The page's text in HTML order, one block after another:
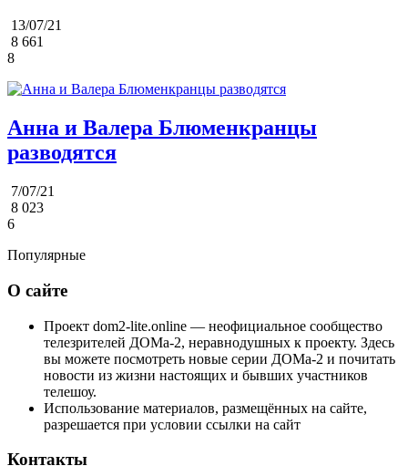
13/07/21
8 661
8
Анна и Валера Блюменкранцы
разводятся
7/07/21
8 023
6
Популярные
О сайте
Проект dom2-lite.online — неофициальное сообщество
телезрителей ДОМа-2, неравнодушных к проекту. Здесь
вы можете посмотреть новые серии ДОМа-2 и почитать
новости из жизни настоящих и бывших участников
телешоу.
Использование материалов, размещённых на сайте,
разрешается при условии ссылки на сайт
Контакты